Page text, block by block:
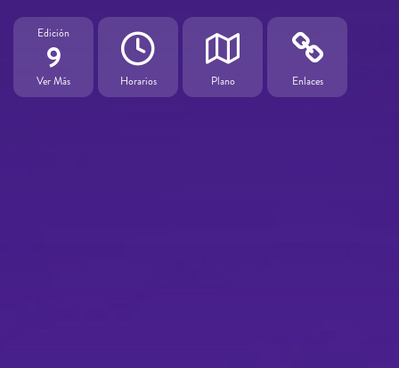
Edición
9
Ver Más Horarios Plano Enlaces